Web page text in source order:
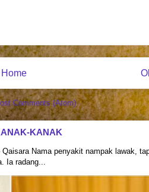
Home
Comments (Atom)
KANAK
Nama penyakit nampak lawak,
Ia radang...